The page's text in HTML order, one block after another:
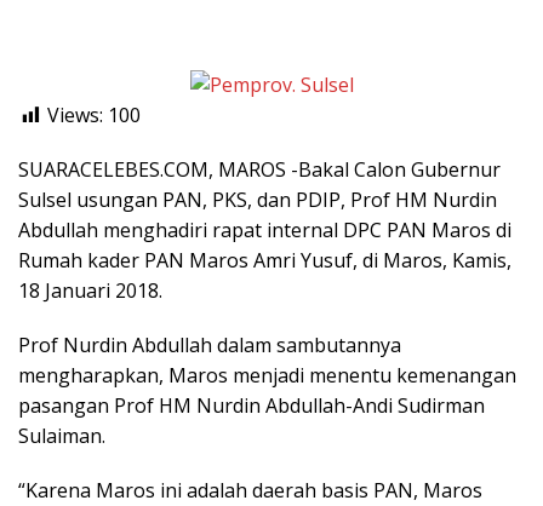
Views: 100
SUARACELEBES.COM, MAROS -Bakal Calon Gubernur
Sulsel usungan PAN, PKS, dan PDIP, Prof HM Nurdin
Abdullah menghadiri rapat internal DPC PAN Maros di
Rumah kader PAN Maros Amri Yusuf, di Maros, Kamis,
18 Januari 2018.
Prof Nurdin Abdullah dalam sambutannya
mengharapkan, Maros menjadi menentu kemenangan
pasangan Prof HM Nurdin Abdullah-Andi Sudirman
Sulaiman.
“Karena Maros ini adalah daerah basis PAN, Maros